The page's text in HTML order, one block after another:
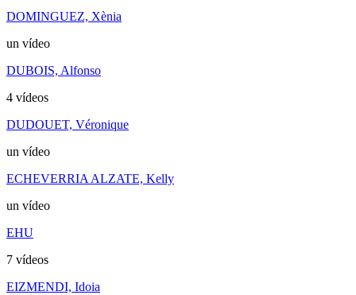
DOMINGUEZ, Xènia
un vídeo
DUBOIS, Alfonso
4 vídeos
DUDOUET, Véronique
un vídeo
ECHEVERRIA ALZATE, Kelly
un vídeo
EHU
7 vídeos
EIZMENDI, Idoia